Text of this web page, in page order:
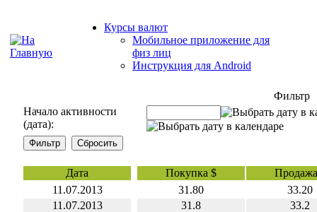
Курсы валют
Мобильное приложение для
физ лиц
Инструкция для Android
Фильтр
Начало активности
(дата):
Дата Покупка $
11.07.2013
31.80
33.20
11.07.2013
31.8
33.2